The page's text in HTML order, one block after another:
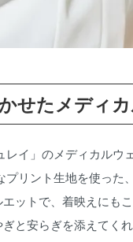
せたメディ
イ」のメディカルウェ
リント生地を使った
ットで、着映えにもこ
と安らぎを添えてく